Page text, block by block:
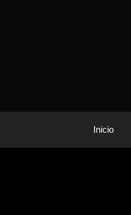
Inicio